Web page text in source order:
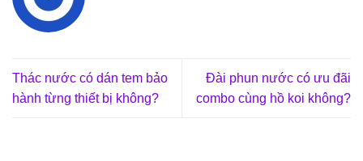
Thác nước có dán tem bảo
hành từng thiết bị không?
Đài phun nước có ưu đãi
combo cùng hồ koi không?